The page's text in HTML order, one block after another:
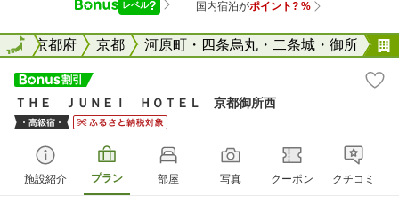
全国京都府 京都 河原町・四条烏丸・二条城・御所
全国
ＴＨＥ ＪＵＮＥＩ ＨＯＴＥＬ 京都御所西
施設紹介 プラン 部屋 写真 クーポン クチコミ